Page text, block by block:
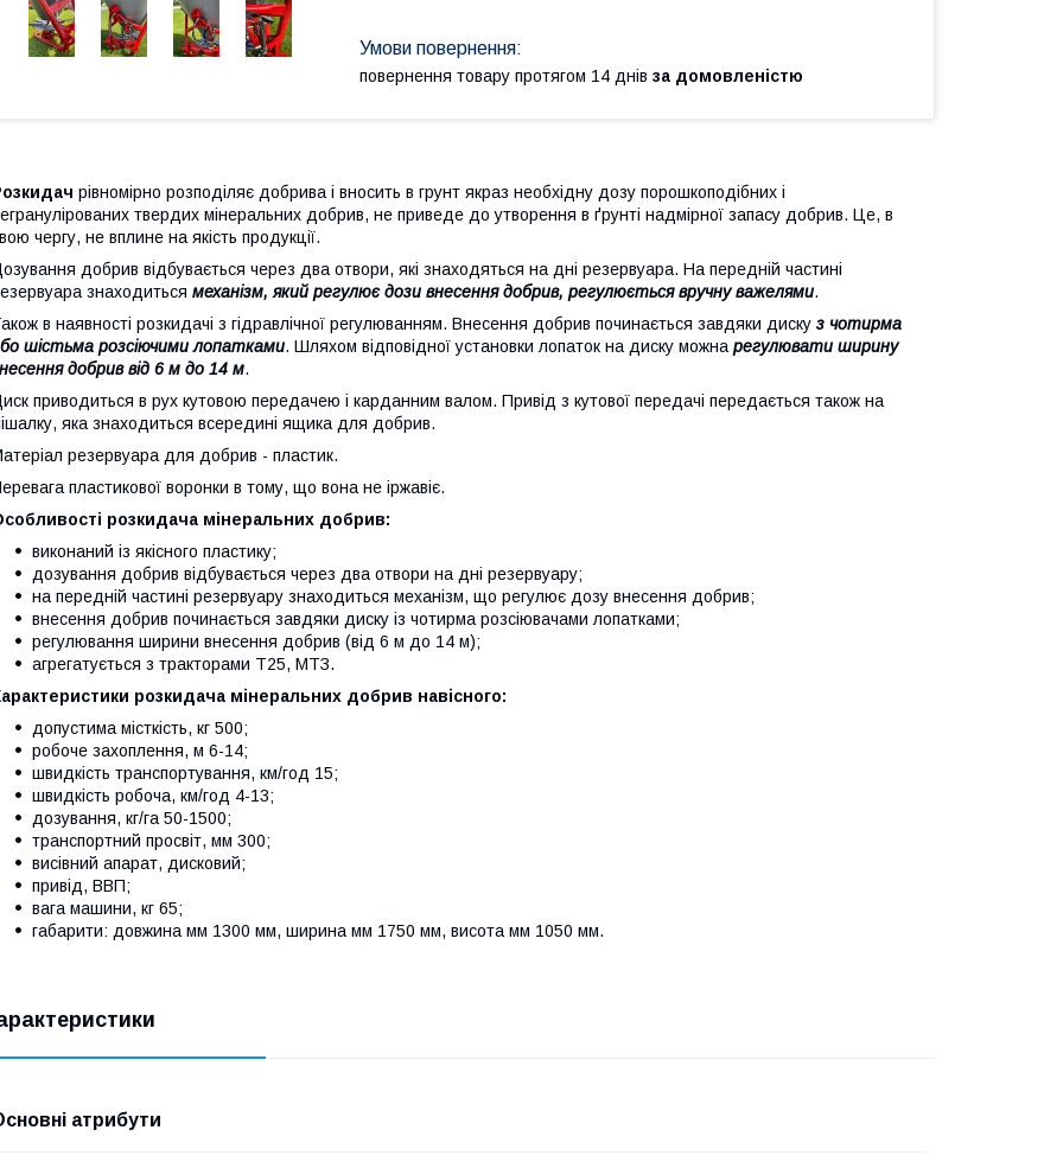
повернення товару протягом 14 днів за домовленістю
рівномірно розподіляє добрива і вносить в грунт якраз необхідну дозу порошкоподібних і
твердих мінеральних добрив, не приведе до утворення в ґрунті надмірної запасу добрив. Це, в
чергу, не вплине на якість продукції.
добрив відбувається через два отвори, які знаходяться на дні резервуара. На передній частині
знаходиться механізм, який регулює дози внесення добрив, регулюється вручну важелями.
в наявності розкидачі з гідравлічної регулюванням. Внесення добрив починається завдяки диску з чотирма
шістьма розсіючими лопатками. Шляхом відповідної установки лопаток на диску можна регулювати ширину
добрив від 6 м до 14 м.
приводиться в рух кутовою передачею і карданним валом. Привід з кутової передачі передається також на
яка знаходиться всередині ящика для добрив.
резервуара для добрив - пластик.
пластикової воронки в тому, що вона не іржавіє.
розкидача мінеральних добрив:
виконаний із якісного пластику;
дозування добрив відбувається через два отвори на дні резервуару;
на передній частині резервуару знаходиться механізм, що регулює дозу внесення добрив;
внесення добрив починається завдяки диску із чотирма розсіювачами лопатками;
регулювання ширини внесення добрив (від 6 м до 14 м);
агрегатується з тракторами Т25, МТЗ.
розкидача мінеральних добрив навісного:
допустима місткість, кг 500;
робоче захоплення, м 6-14;
швидкість транспортування, км/год 15;
швидкість робоча, км/год 4-13;
дозування, кг/га 50-1500;
транспортний просвіт, мм 300;
висівний апарат, дисковий;
привід, ВВП;
вага машини, кг 65;
габарити: довжина мм 1300 мм, ширина мм 1750 мм, висота мм 1050 мм.
атрибути